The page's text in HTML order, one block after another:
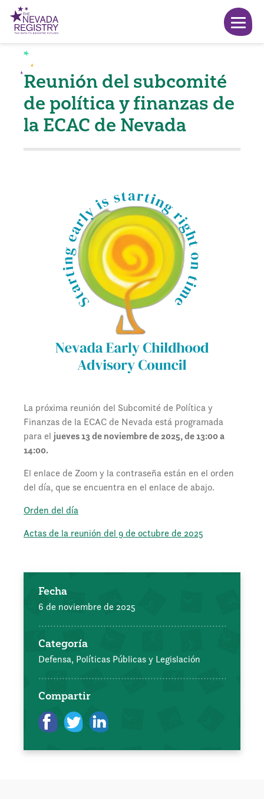
Reunión del subcomité
de política y finanzas de
la ECAC de Nevada
La próxima reunión del Subcomité de Política y
Finanzas de la ECAC de Nevada está programada
para el jueves 13 de noviembre de 2025, de 13:00 a
14:00.
El enlace de Zoom y la contraseña están en el orden
del día, que se encuentra en el enlace de abajo.
Orden del día
Actas de la reunión del 9 de octubre de 2025
Fecha
6 de noviembre de 2025
Categoría
Defensa, Políticas Públicas y Legislación
Compartir